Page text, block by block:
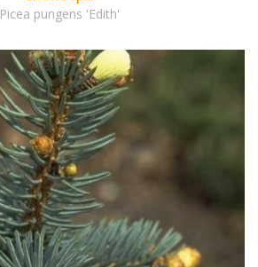
Picea pungens 'Edith'